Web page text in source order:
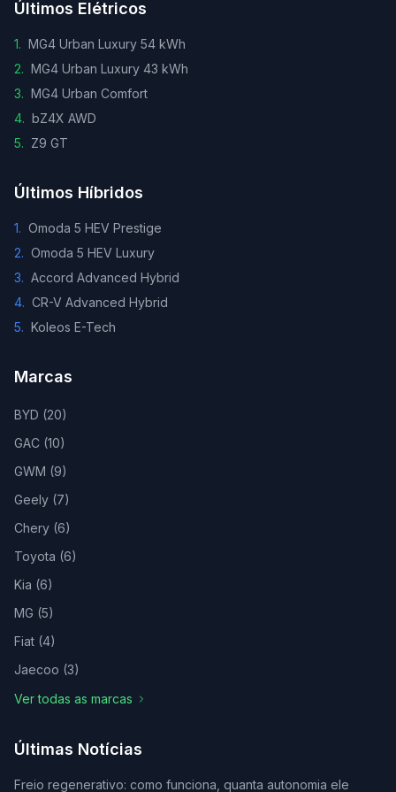
Últimos Elétricos
1. MG4 Urban Luxury 54 kWh
2. MG4 Urban Luxury 43 kWh
3. MG4 Urban Comfort
4. bZ4X AWD
5. Z9 GT
Últimos Híbridos
1. Omoda 5 HEV Prestige
2. Omoda 5 HEV Luxury
3. Accord Advanced Hybrid
4. CR-V Advanced Hybrid
5. Koleos E-Tech
Marcas
BYD (20)
GAC (10)
GWM (9)
Geely (7)
Chery (6)
Toyota (6)
Kia (6)
MG (5)
Fiat (4)
Jaecoo (3)
Ver todas as marcas
Últimas Notícias
Freio regenerativo: como funciona, quanta autonomia ele